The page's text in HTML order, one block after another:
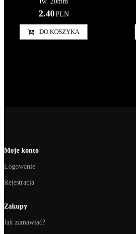
2.40PLN
DO KOSZYKA
Moje konto
Logowanie
Rejestracja
Zakupy
Jak zamawiać?